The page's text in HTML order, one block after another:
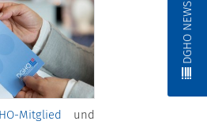
DGHO NEWS
Mitglied
und